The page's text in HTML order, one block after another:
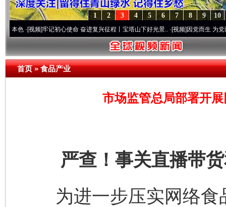
10
9
8
7
6
5
4
3
2
1
频]牢记初心使命 奋进复兴征程丨宝塔山下好光景..·[视频]因党而生 为党而战——
首页»食品产业
市场监管总局部署开
严查！事关直播带货
为进一步压实网络食